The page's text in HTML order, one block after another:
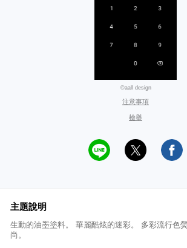
©aall design
注意事項
檢舉
主題說明
生動的油墨塗料。 華麗酷炫的迷彩。 多彩流行色
尚。